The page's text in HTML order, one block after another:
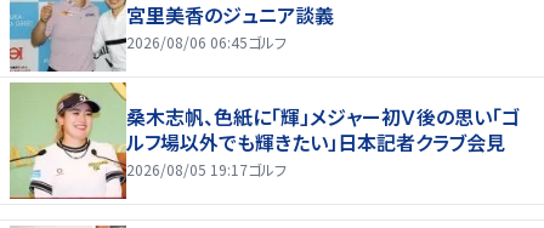
宮里美香のジュニア談義
2026/08/06 06:45ゴルフ
桑木志帆、色紙に「輝」メジャー初Ｖ後の思い「ゴ
ルフ場以外でも輝きたい」日本記者クラブ会見
2026/08/05 19:17ゴルフ